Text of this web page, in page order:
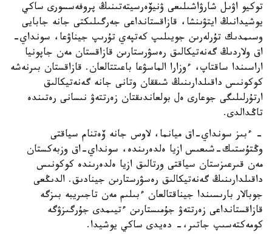
توكيو اۋىل شارۋاشىلىعى ۋنيۆەرسيتەتىنىڭ پروفەسسورى ساكي
يوشيدانىڭ ايتۋىنشا، قازاقستانداعى جەرگىلىكتى جانە جابايى
وسىمدىك تۇرلەرىن جويىلىپ كەتپەي تۇرىپ جيناۋعا، سونداي-
اق ولاردىڭ گەنەتيكالىق رەسۋرستارىن قازاقستان مەن جاپونيا
اراسىندا ساقتاپ، ءوزارا الماسۋعا باعىتتالعان. قازاقستان بىرنەشە
كوكونىس داقىلدارىنىڭ شىققان وتانى جانە گەنەتيكالىق
ارتۇرلىلىگى جوعارى ەل بولعاندىقتان زەرتتەۋ نىسانى رەتىندە
تاڭدالدى.
- ءبىز سونداي-اق ميانما، لاوس جانە ۆەتنام سياقتى
وڭتۇستىك-شىعىس ازيا ەلدەرىندە، سونداي-اق وزبەكستان
مەن قىرعىزستان سياقتى ورتالىق ازيا ەلدەرىندە كوكونىس
داقىلدارىنىڭ گەنەتيكالىق رەسۋرستارىن جينادىق. الدىڭعى
جوبالار بارىسىندا جيناقتالعان ءبىلىم مەن تاجىريبە بىزگە
قازاقستانداعى زەرتتەۋ جۇمىستارىن ءتيىمدى جۇرگىزۋگە
كومەكتەسىپ جاتىر،- دەيدى ساكي يوشيدا.